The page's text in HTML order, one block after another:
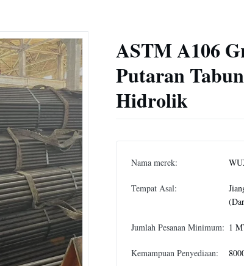
ASTM A106
Putaran
Hidrolik
Nama merek:
Tempat Asal:
Jumlah Pesanan Minimum: 1
Kemampuan Penyediaan: